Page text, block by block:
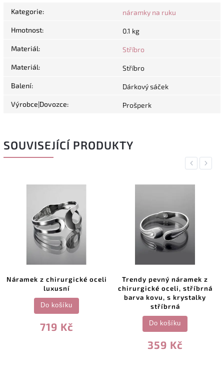
Kategorie: náramky na ruku
Hmotnost: 0.1 kg
Materiál: Stříbro
Materiál: Stříbro
Balení: Dárkový sáček
Výrobce|Dovozce: Prošperk
SOUVISEJÍCÍ PRODUKTY
Previous
Náramek z chirurgické oceli
luxusní
719 Kč
Do košíku
Trendy pevný náramek z
chirurgické oceli, stříbrná
barva kovu, s krystalky
stříbrná
359 Kč
Do košíku
Next